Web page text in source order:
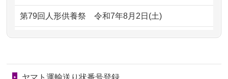
子どもの頃、妹と一緒にお雛様を出し
ました。お...
ので、お願...
供養が終わったお人形以外はどうして
るのですか？
しょうか？
第79回人形供養祭令和7年8月2日(土)
第78回人形供養祭令和7年6月20日(金)